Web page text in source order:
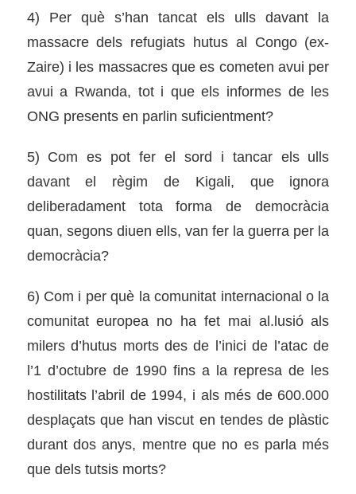
4) Per què s’han tancat els ulls davant la
massacre dels refugiats hutus al Congo (ex-
Zaire) i les massacres que es cometen avui per
avui a Rwanda, tot i que els informes de les
ONG presents en parlin suficientment?
5) Com es pot fer el sord i tancar els ulls
davant el règim de Kigali, que ignora
deliberadament tota forma de democràcia
quan, segons diuen ells, van fer la guerra per la
democràcia?
6) Com i per què la comunitat internacional o la
comunitat europea no ha fet mai al.lusió als
milers d’hutus morts des de l’inici de l’atac de
l’1 d’octubre de 1990 fins a la represa de les
hostilitats l’abril de 1994, i als més de 600.000
desplaçats que han viscut en tendes de plàstic
durant dos anys, mentre que no es parla més
que dels tutsis morts?